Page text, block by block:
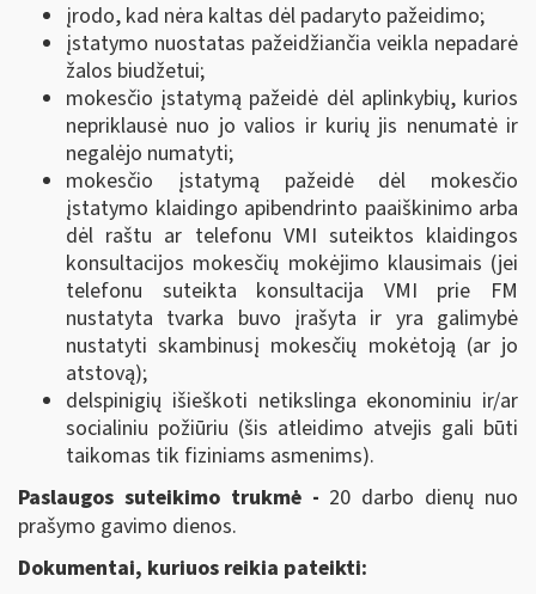
įrodo, kad nėra kaltas dėl padaryto pažeidimo;
įstatymo nuostatas pažeidžiančia veikla nepadarė
žalos biudžetui;
mokesčio įstatymą pažeidė dėl aplinkybių, kurios
nepriklausė nuo jo valios ir kurių jis nenumatė ir
negalėjo numatyti;
mokesčio įstatymą pažeidė dėl mokesčio
įstatymo klaidingo apibendrinto paaiškinimo arba
dėl raštu ar telefonu VMI suteiktos klaidingos
konsultacijos mokesčių mokėjimo klausimais (jei
telefonu suteikta konsultacija VMI prie FM
nustatyta tvarka buvo įrašyta ir yra galimybė
nustatyti skambinusį mokesčių mokėtoją (ar jo
atstovą);
delspinigių išieškoti netikslinga ekonominiu ir/ar
socialiniu požiūriu (šis atleidimo atvejis gali būti
taikomas tik fiziniams asmenims).
Paslaugos suteikimo trukmė - 20 darbo dienų nuo
prašymo gavimo dienos.
Dokumentai, kuriuos reikia pateikti: